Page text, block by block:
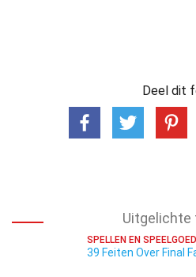
Deel dit
Uitgelichte
SPELLEN EN SPEELGOED
39 Feiten Over Final